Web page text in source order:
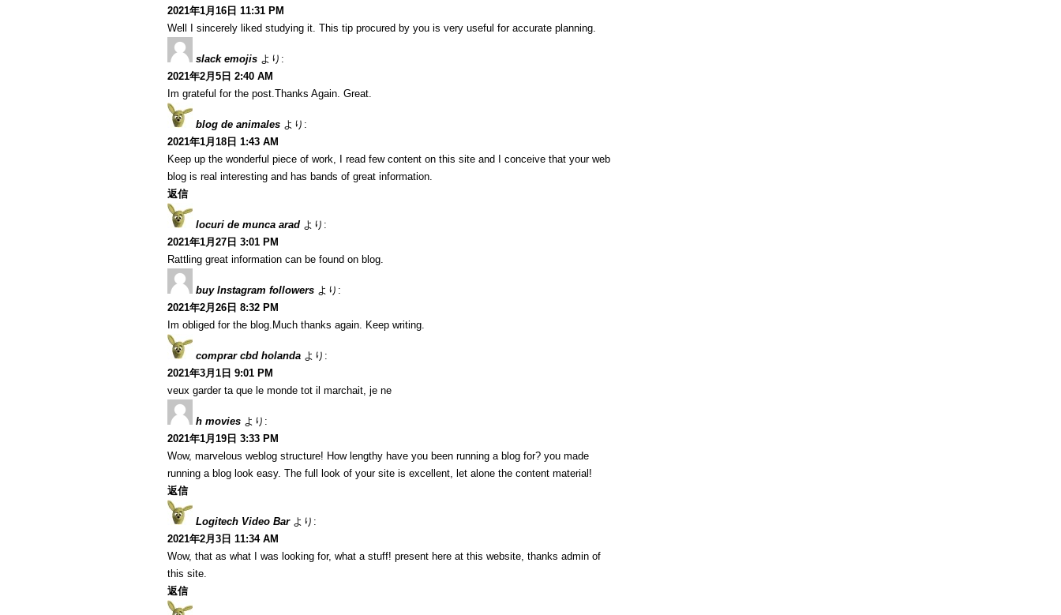
2021年1月16日 11:31 PM
Well I sincerely liked studying it. This tip procured by you is very useful for accurate planning.
slack emojis より:
2021年2月5日 2:40 AM
Im grateful for the post.Thanks Again. Great.
blog de animales より:
2021年1月18日 1:43 AM
Keep up the wonderful piece of work, I read few content on this site and I conceive that your web
blog is real interesting and has bands of great information.
返信
locuri de munca arad より:
2021年1月27日 3:01 PM
Rattling great information can be found on blog.
buy Instagram followers より:
2021年2月26日 8:32 PM
Im obliged for the blog.Much thanks again. Keep writing.
comprar cbd holanda より:
2021年3月1日 9:01 PM
veux garder ta que le monde tot il marchait, je ne
h movies より:
2021年1月19日 3:33 PM
Wow, marvelous weblog structure! How lengthy have you been running a blog for? you made
running a blog look easy. The full look of your site is excellent, let alone the content material!
返信
Logitech Video Bar より:
2021年2月3日 11:34 AM
Wow, that as what I was looking for, what a stuff! present here at this website, thanks admin of
this site.
返信